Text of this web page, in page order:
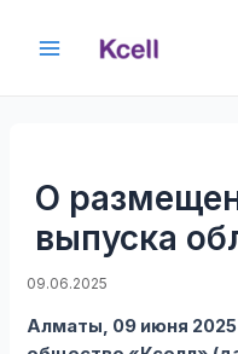
О
выпуска
09.06.2025
Алматы, 09 июня